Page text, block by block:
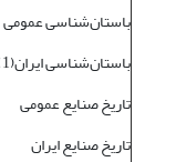
باستان‌شناسی عمومی
باستان‌شناسی ایران(1)
تاریخ صنایع عمومی
تاریخ صنایع ایران